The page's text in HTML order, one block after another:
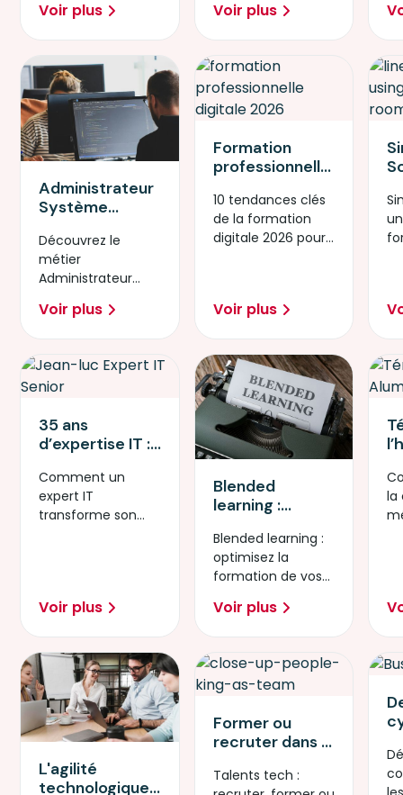
numérique en
2026.
Voir plus
2026
les usages et
rester compétitif.
Voir plus
Administrateur
Système
métier clé de la
transformation
digitale
Découvrez le
métier
Administrateur
Voir plus
Formation
professionnelle
2026 : 10
tendances qui
impactent les
10 tendances clés
de la formation
digitale 2026 pour
Voir plus
35 ans
d’expertise IT :
l’aboutissement
logique d’une
carrière ?
Comment un
expert IT
transforme son
Voir plus
Blended
learning :
avantages et
chiffres clés en
2026
Blended learning :
optimisez la
formation de vos
avec un modèle
hybride.
Voir plus
la
L'agilité
technologique :
Former ou
recruter dans la
délais et ROI –
Talents tech :